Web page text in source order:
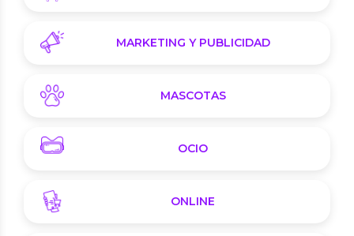
MARKETING Y PUBLICIDAD
MASCOTAS
OCIO
ONLINE